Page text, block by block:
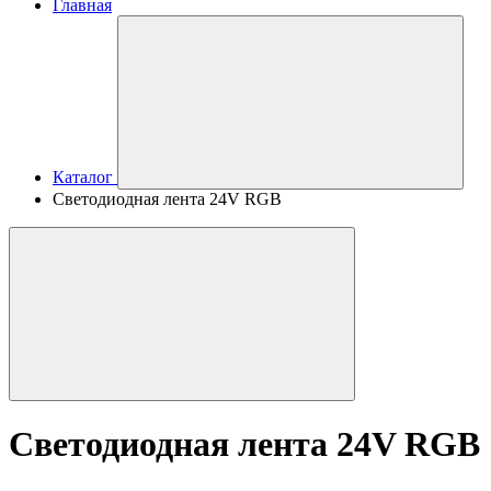
Главная
Каталог
Светодиодная лента 24V RGB
Светодиодная лента 24V RGB